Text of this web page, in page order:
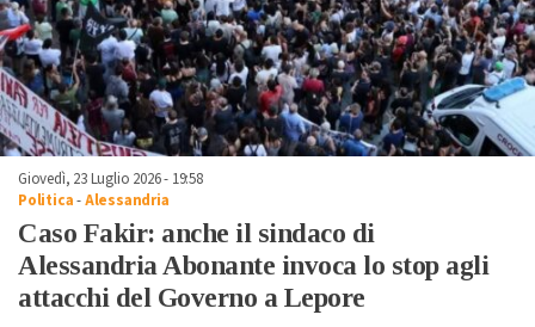
Giovedì, 23 Luglio 2026 - 19:58
Politica-Alessandria
Caso Fakir: anche il sindaco di
Alessandria Abonante invoca lo stop agli
attacchi del Governo a Lepore